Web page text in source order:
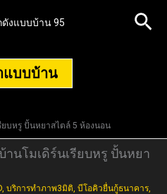
ดังแบบบ้าน 95
แบบบ้าน
ยบหรู ปั้นหยาสไตล์ 5 ห้องนอน
นโมเดิร์นเรียบหรู ปั้นหยา
, บริการทำภาพ3มิติ, บีโอคิวยื่นกู้ธนาคาร,